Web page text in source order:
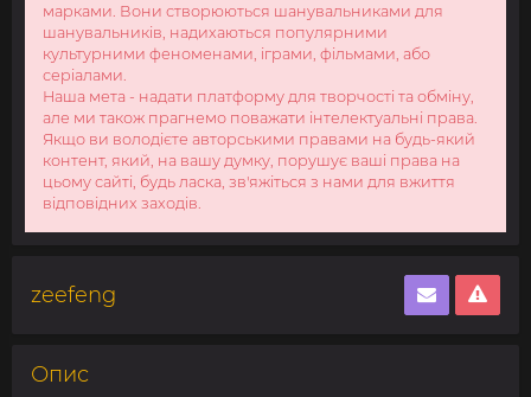
марками. Вони створюються шанувальниками для
шанувальників, надихаються популярними
культурними феноменами, іграми, фільмами, або
серіалами.
Наша мета - надати платформу для творчості та обміну,
але ми також прагнемо поважати інтелектуальні права.
Якщо ви володієте авторськими правами на будь-який
контент, який, на вашу думку, порушує ваші права на
цьому сайті, будь ласка, зв'яжіться з нами для вжиття
відповідних заходів.
zeefeng
Опис